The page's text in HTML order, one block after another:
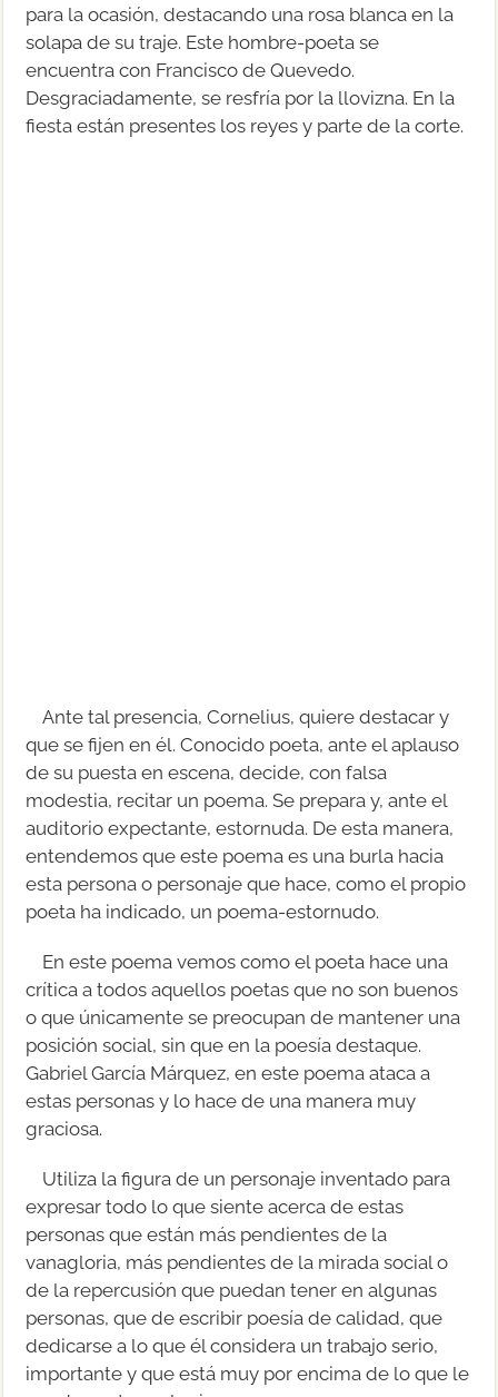
para la ocasión, destacando una rosa blanca en la
solapa de su traje. Este hombre-poeta se
encuentra con Francisco de Quevedo.
Desgraciadamente, se resfría por la llovizna. En la
fiesta están presentes los reyes y parte de la corte.
Ante tal presencia, Cornelius, quiere destacar y
que se fijen en él. Conocido poeta, ante el aplauso
de su puesta en escena, decide, con falsa
modestia, recitar un poema. Se prepara y, ante el
auditorio expectante, estornuda. De esta manera,
entendemos que este poema es una burla hacia
esta persona o personaje que hace, como el propio
poeta ha indicado, un poema-estornudo.
En este poema vemos como el poeta hace una
crítica a todos aquellos poetas que no son buenos
o que únicamente se preocupan de mantener una
posición social, sin que en la poesía destaque.
Gabriel García Márquez, en este poema ataca a
estas personas y lo hace de una manera muy
graciosa.
Utiliza la figura de un personaje inventado para
expresar todo lo que siente acerca de estas
personas que están más pendientes de la
vanagloria, más pendientes de la mirada social o
de la repercusión que puedan tener en algunas
personas, que de escribir poesía de calidad, que
dedicarse a lo que él considera un trabajo serio,
importante y que está muy por encima de lo que le